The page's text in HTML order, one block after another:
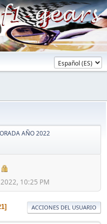
AÑO 2022
10:25 PM
ACCIONES DEL USUARIO